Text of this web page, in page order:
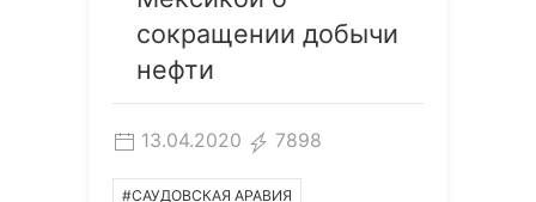
сокращении добычи
нефти
13.04.2020 7898
#САУДОВСКАЯ АРАВИЯ